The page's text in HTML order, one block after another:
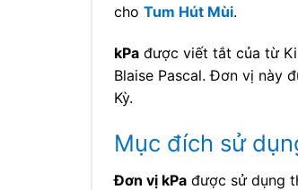
cho Tum Hút Mùi.
kPa được viết tắt của từ
Blaise Pascal. Đơn vị này
Kỳ.
Mục đích sử
Đơn vị kPa được sử dụng